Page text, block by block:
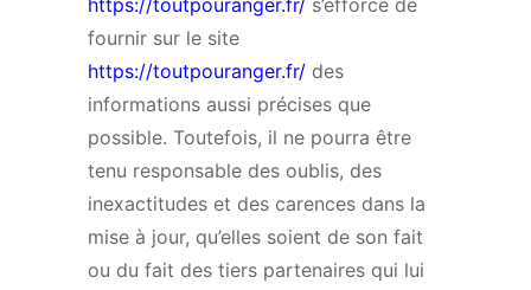
https://toutpouranger.fr/ s’efforce de
fournir sur le site
https://toutpouranger.fr/ des
informations aussi précises que
possible. Toutefois, il ne pourra être
tenu responsable des oublis, des
inexactitudes et des carences dans la
mise à jour, qu’elles soient de son fait
ou du fait des tiers partenaires qui lui